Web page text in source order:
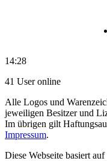
14:28
41 User online
Alle Logos und
jeweiligen Besitzer und
Im übrigen gilt
Impressum.
Diese Webseite basiert